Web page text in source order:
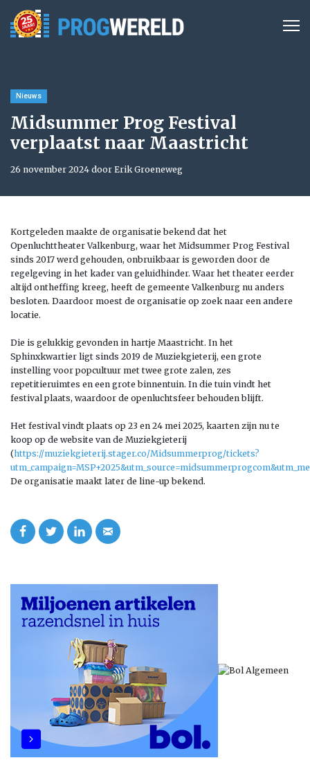
Nieuws
Midsummer Prog Festival
verplaatst naar Maastricht
26 november 2024 door Erik Groeneweg
Kortgeleden maakte de organisatie bekend dat het
Openluchttheater Valkenburg, waar het Midsummer Prog Festival
sinds 2017 werd gehouden, onbruikbaar is geworden door de
regelgeving in het kader van geluidhinder. Waar het theater eerder
altijd ontheffing kreeg, heeft de gemeente Valkenburg nu anders
besloten. Daardoor moest de organisatie op zoek naar een andere
locatie.
Die is gelukkig gevonden in hartje Maastricht. In het
Sphinxkwartier ligt sinds 2019 de Muziekgieterij, een grote
instelling voor popcultuur met twee grote zalen, zes
repetitieruimtes en een grote binnentuin. In die tuin vindt het
festival plaats, waardoor de openluchtsfeer behouden blijft.
Het festival vindt plaats op 23 en 24 mei 2025, kaarten zijn nu te
koop op de website van de Muziekgieterij
(https://muziekgieterij.stager.co/Midsummerprog/tickets?
De organisatie maakt later de line-up bekend.